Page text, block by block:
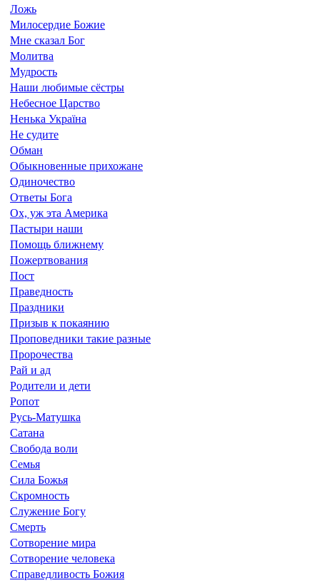
Ложь
Милосердие Божие
Мне сказал Бог
Молитва
Мудрость
Наши любимые сёстры
Небесное Царство
Ненька Україна
Не судите
Обман
Обыкновенные прихожане
Одиночество
Ответы Бога
Ох, уж эта Америка
Пастыри наши
Помощь ближнему
Пожертвования
Пост
Праведность
Праздники
Призыв к покаянию
Проповедники такие разные
Пророчества
Рай и ад
Родители и дети
Ропот
Русь-Матушка
Сатана
Свобода воли
Семья
Сила Божья
Скромность
Служение Богу
Смерть
Сотворение мира
Сотворение человека
Справедливость Божия